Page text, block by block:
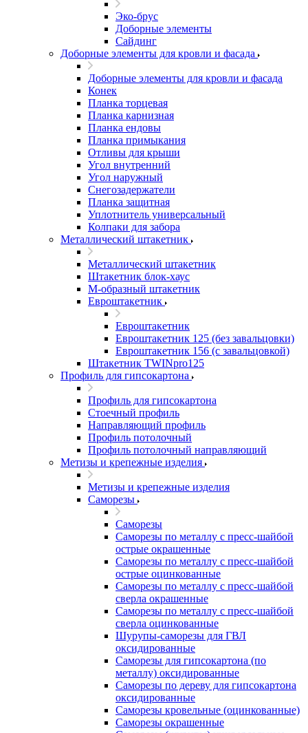
Эко-брус
Доборные элементы
Сайдинг
Доборные элементы для кровли и фасада
Доборные элементы для кровли и фасада
Конек
Планка торцевая
Планка карнизная
Планка ендовы
Планка примыкания
Отливы для крыши
Угол внутренний
Угол наружный
Снегозадержатели
Планка защитная
Уплотнитель универсальный
Колпаки для забора
Металлический штакетник
Металлический штакетник
Штакетник блок-хаус
М-образный штакетник
Евроштакетник
Евроштакетник
Евроштакетник 125 (без завальцовки)
Евроштакетник 156 (с завальцовкой)
Штакетник TWINpro125
Профиль для гипсокартона
Профиль для гипсокартона
Стоечный профиль
Направляющий профиль
Профиль потолочный
Профиль потолочный направляющий
Метизы и крепежные изделия
Метизы и крепежные изделия
Саморезы
Саморезы
Саморезы по металлу с пресс-шайбой
острые окрашенные
Саморезы по металлу с пресс-шайбой
острые оцинкованные
Саморезы по металлу с пресс-шайбой
сверла окрашенные
Саморезы по металлу с пресс-шайбой
сверла оцинкованные
Шурупы-саморезы для ГВЛ
оксидированные
Саморезы для гипсокартона (по
металлу) оксидированные
Саморезы по дереву для гипсокартона
оксидированные
Саморезы кровельные (оцинкованные)
Саморезы окрашенные